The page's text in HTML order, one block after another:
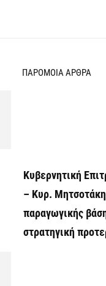
ΠΑΡΟΜΟΙΑ ΑΡΘΡΑ
Κυβερνητική
– Κυρ.
παραγωγικής
στρατηγική